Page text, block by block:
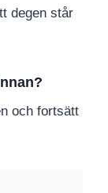
degen står
och fortsätt